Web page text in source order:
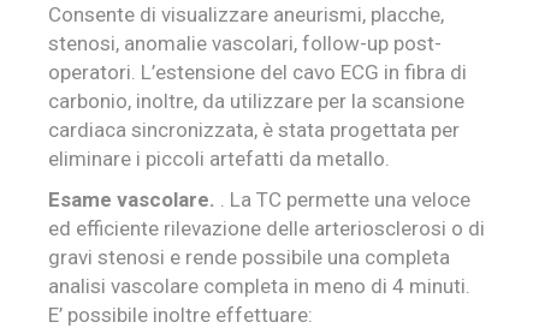
Consente di visualizzare aneurismi, placche,
stenosi, anomalie vascolari, follow-up post-
operatori. L’estensione del cavo ECG in fibra di
carbonio, inoltre, da utilizzare per la scansione
cardiaca sincronizzata, è stata progettata per
eliminare i piccoli artefatti da metallo.
Esame vascolare. . La TC permette una veloce
ed efficiente rilevazione delle arteriosclerosi o di
gravi stenosi e rende possibile una completa
analisi vascolare completa in meno di 4 minuti.
E’ possibile inoltre effettuare: